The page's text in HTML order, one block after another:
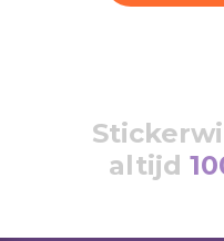
altijd